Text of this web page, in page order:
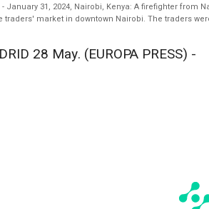
January 31, 2024, Nairobi, Kenya: A firefighter from
traders' market in downtown Nairobi. The traders
28 May. (EUROPA PRESS) -